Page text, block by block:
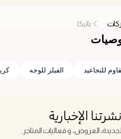
باتيكا
للتجاعيد الفيلر للوجه
الإخبارية
العروض، و فعاليات المتاجر.